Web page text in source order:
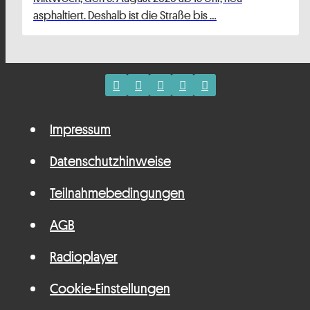
asphaltiert. Deshalb ist die Straße bis …
Impressum
Datenschutzhinweise
Teilnahmebedingungen
AGB
Radioplayer
Cookie-Einstellungen